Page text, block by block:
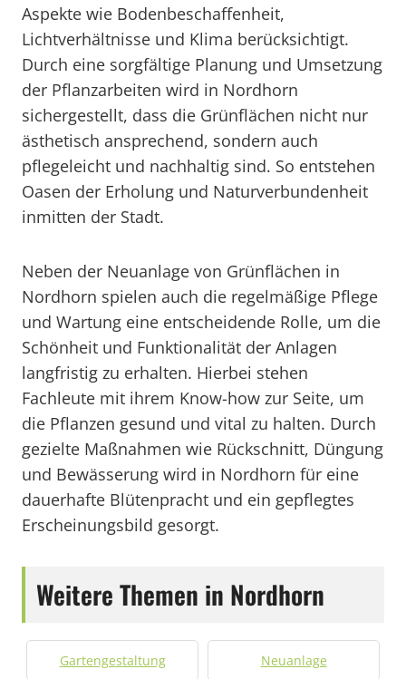
Aspekte wie Bodenbeschaffenheit,
Lichtverhältnisse und Klima berücksichtigt.
Durch eine sorgfältige Planung und Umsetzung
der Pflanzarbeiten wird in Nordhorn
sichergestellt, dass die Grünflächen nicht nur
ästhetisch ansprechend, sondern auch
pflegeleicht und nachhaltig sind. So entstehen
Oasen der Erholung und Naturverbundenheit
inmitten der Stadt.
Neben der Neuanlage von Grünflächen in
Nordhorn spielen auch die regelmäßige Pflege
und Wartung eine entscheidende Rolle, um die
Schönheit und Funktionalität der Anlagen
langfristig zu erhalten. Hierbei stehen
Fachleute mit ihrem Know-how zur Seite, um
die Pflanzen gesund und vital zu halten. Durch
gezielte Maßnahmen wie Rückschnitt, Düngung
und Bewässerung wird in Nordhorn für eine
dauerhafte Blütenpracht und ein gepflegtes
Erscheinungsbild gesorgt.
Weitere Themen in Nordhorn
Gartengestaltung Neuanlage